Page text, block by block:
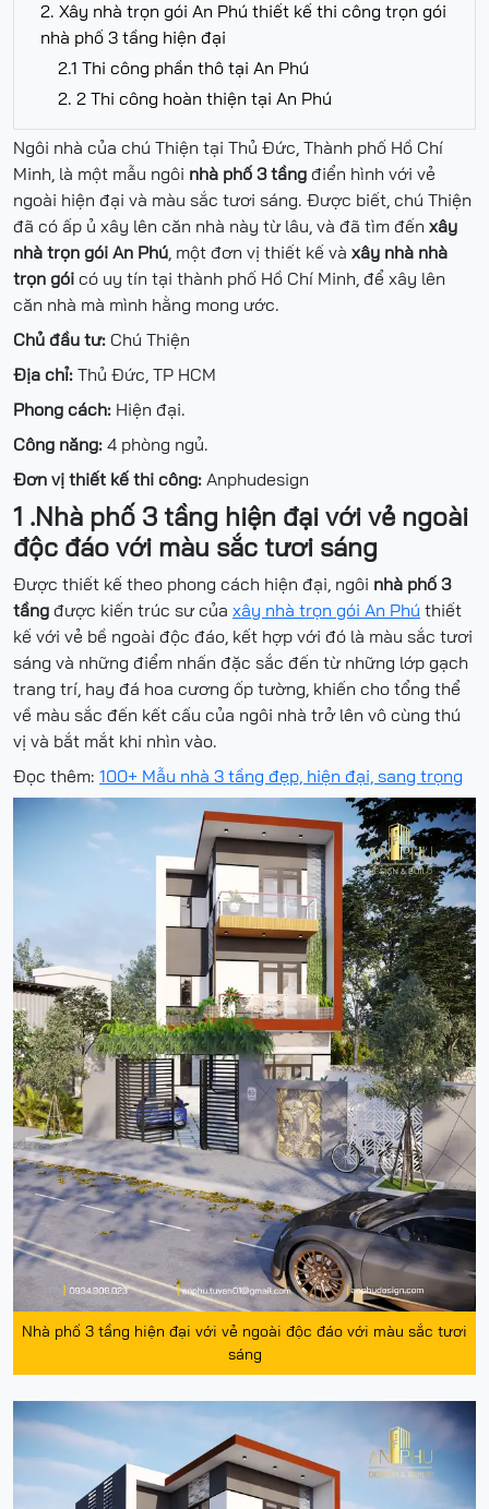
2. Xây nhà trọn gói An Phú thiết kế thi công trọn gói
nhà phố 3 tầng hiện đại
2.1 Thi công phần thô tại An Phú
2. 2 Thi công hoàn thiện tại An Phú
Ngôi nhà của chú Thiện tại Thủ Đức, Thành phố Hồ Chí
Minh, là một mẫu ngôi nhà phố 3 tầng điển hình với vẻ
ngoài hiện đại và màu sắc tươi sáng. Được biết, chú Thiện
đã có ấp ủ xây lên căn nhà này từ lâu, và đã tìm đến xây
nhà trọn gói An Phú, một đơn vị thiết kế và xây nhà nhà
trọn gói có uy tín tại thành phố Hồ Chí Minh, để xây lên
căn nhà mà mình hằng mong ước.
Chủ đầu tư: Chú Thiện
Địa chỉ: Thủ Đức, TP HCM
Phong cách: Hiện đại.
Công năng: 4 phòng ngủ.
Đơn vị thiết kế thi công: Anphudesign
1 .Nhà phố 3 tầng hiện đại với vẻ ngoài
độc đáo với màu sắc tươi sáng
Được thiết kế theo phong cách hiện đại, ngôi nhà phố 3
tầng được kiến trúc sư của xây nhà trọn gói An Phú thiết
kế với vẻ bề ngoài độc đáo, kết hợp với đó là màu sắc tươi
sáng và những điểm nhấn đặc sắc đến từ những lớp gạch
trang trí, hay đá hoa cương ốp tường, khiến cho tổng thể
về màu sắc đến kết cấu của ngôi nhà trở lên vô cùng thú
vị và bắt mắt khi nhìn vào.
Đọc thêm: 100+ Mẫu nhà 3 tầng đẹp, hiện đại, sang trọng
Nhà phố 3 tầng hiện đại với vẻ ngoài độc đáo với màu sắc tươi
sáng